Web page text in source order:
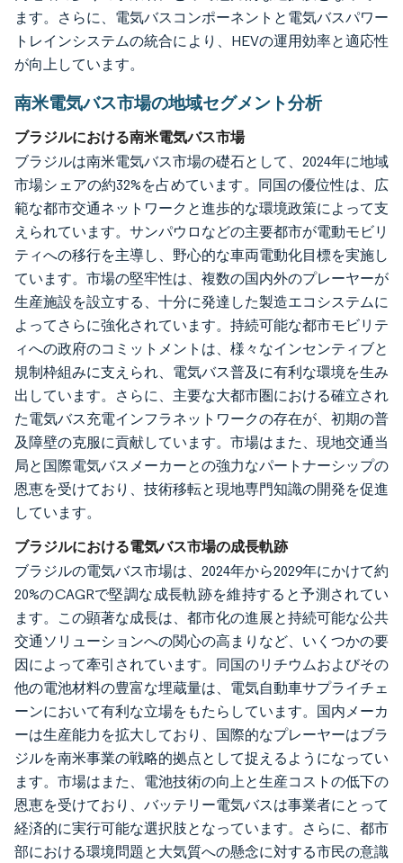
ます。さらに、電気バスコンポーネントと電気バスパワー
トレインシステムの統合により、HEVの運用効率と適応性
が向上しています。
南米電気バス市場の地域セグメント分析
ブラジルにおける南米電気バス市場
ブラジルは南米電気バス市場の礎石として、2024年に地域
市場シェアの約32%を占めています。同国の優位性は、広
範な都市交通ネットワークと進歩的な環境政策によって支
えられています。サンパウロなどの主要都市が電動モビリ
ティへの移行を主導し、野心的な車両電動化目標を実施し
ています。市場の堅牢性は、複数の国内外のプレーヤーが
生産施設を設立する、十分に発達した製造エコシステムに
よってさらに強化されています。持続可能な都市モビリテ
ィへの政府のコミットメントは、様々なインセンティブと
規制枠組みに支えられ、電気バス普及に有利な環境を生み
出しています。さらに、主要な大都市圏における確立され
た電気バス充電インフラネットワークの存在が、初期の普
及障壁の克服に貢献しています。市場はまた、現地交通当
局と国際電気バスメーカーとの強力なパートナーシップの
恩恵を受けており、技術移転と現地専門知識の開発を促進
しています。
ブラジルにおける電気バス市場の成長軌跡
ブラジルの電気バス市場は、2024年から2029年にかけて約
20%のCAGRで堅調な成長軌跡を維持すると予測されてい
ます。この顕著な成長は、都市化の進展と持続可能な公共
交通ソリューションへの関心の高まりなど、いくつかの要
因によって牽引されています。同国のリチウムおよびその
他の電池材料の豊富な埋蔵量は、電気自動車サプライチェ
ーンにおいて有利な立場をもたらしています。国内メーカ
ーは生産能力を拡大しており、国際的なプレーヤーはブラ
ジルを南米事業の戦略的拠点として捉えるようになってい
ます。市場はまた、電池技術の向上と生産コストの低下の
恩恵を受けており、バッテリー電気バスは事業者にとって
経済的に実行可能な選択肢となっています。さらに、都市
部における環境問題と大気質への懸念に対する市民の意識